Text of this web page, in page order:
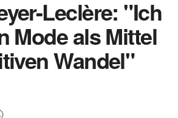
Leclère: "Ich
Mode als Mittel
Wandel"